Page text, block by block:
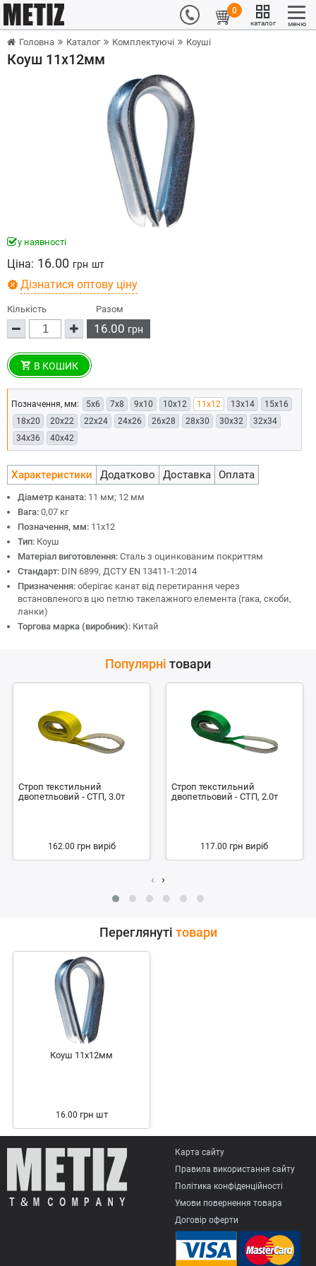
0
каталог меню
Головна Каталог Комплектуючі Коуші
Коуш 11х12мм
у наявності
Ціна: 16.00 грн шт
Дізнатися оптову ціну
Кількість Разом
16.00 грн
В КОШИК
Позначення, мм: 5x6 7x8 9x10 10x12 11x12 13x14
15x16
18x20
20x22 22x24 24x26 26x28 28x30 30x32
32x34
34x36
40x42
Характеристики Додатково Доставка Оплата
Діаметр каната: 11 мм; 12 мм
Вага: 0,07 кг
Позначення, мм: 11x12
Тип: Коуш
Матеріал виготовлення: Сталь з оцинкованим покриттям
Стандарт: DIN 6899, ДСТУ EN 13411-1:2014
Призначення: оберігає канат від перетирання через
встановленого в цю петлю такелажного елемента (гака, скоби,
ланки)
Торгова марка (виробник): Китай
Популярні товари
Строп текстильний
двопетльовий - СТП, 3.0т
162.00 грн виріб
Строп текстильний
двопетльовий - СТП, 2.0т
117.00 грн виріб
‹ ›
Переглянуті товари
Коуш 11х12мм
16.00 грн шт
Карта сайту
Правила використання сайту
Політика конфіденційності
Умови повернення товарa
Договір оферти